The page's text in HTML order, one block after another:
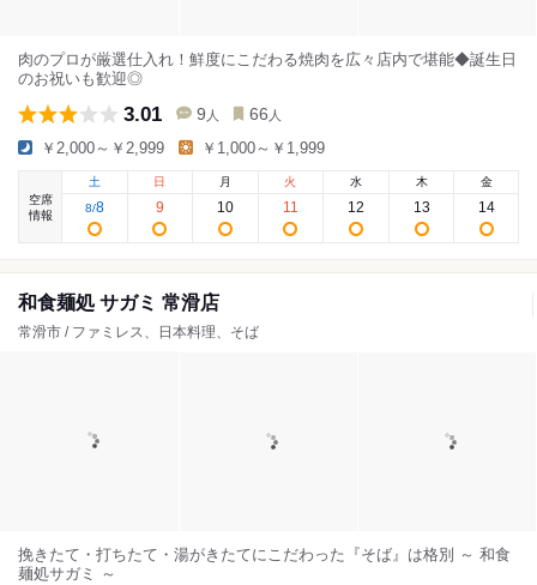
肉のプロが厳選仕入れ！鮮度にこだわる焼肉を広々店内で堪能◆誕生日
のお祝いも歓迎◎
3.01 9 人 66 人
￥2,000～￥2,999 ￥1,000～￥1,999
空席
情報
土
8/8
日
9
月
10
火
11
水
12
木
13
金
14
和食麺処 サガミ 常滑店
常滑市 / ファミレス、日本料理、そば
挽きたて・打ちたて・湯がきたてにこだわった『そば』は格別 ～ 和食
麺処サガミ ～